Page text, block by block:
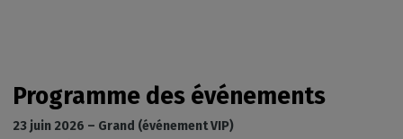
Programme des événements
23 juin 2026 – Grand (événement VIP)